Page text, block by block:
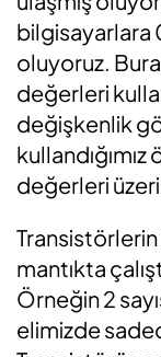
bilgisayarlara
oluyoruz.
değerleri
değişkenlik
değerleri
Transistörlerin
mantıkta
Örneğin 2
elimizde